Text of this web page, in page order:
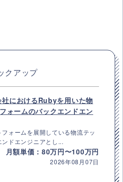
クアップ
社におけるRubyを用いた物
ォームのバックエンドエン
ォームを展開している物流テッ
ドエンジニアとし...
月額単価：80万円〜100万円
2026年08月07日